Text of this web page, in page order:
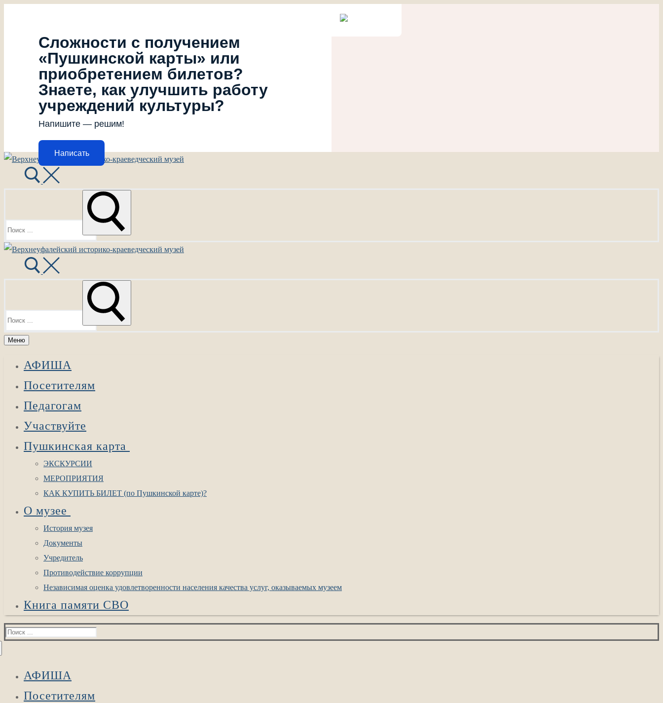
Сложности с получением
«Пушкинской карты» или
приобретением билетов?
Знаете, как улучшить работу
учреждений культуры?
Напишите — решим!
Написать
Перейти
содержимому
Меню
Закрыть
Меню
АФИША
Посетителям
Педагогам
Участвуйте
Пушкинская карта
ЭКСКУРСИИ
МЕРОПРИЯТИЯ
КАК КУПИТЬ БИЛЕТ (по Пушкинской карте)?
О музее
История музея
Документы
Учредитель
Противодействие коррупции
Независимая оценка удовлетворенности населения качества услуг, оказываемых музеем
Книга памяти СВО
Найти:
АФИША
Посетителям